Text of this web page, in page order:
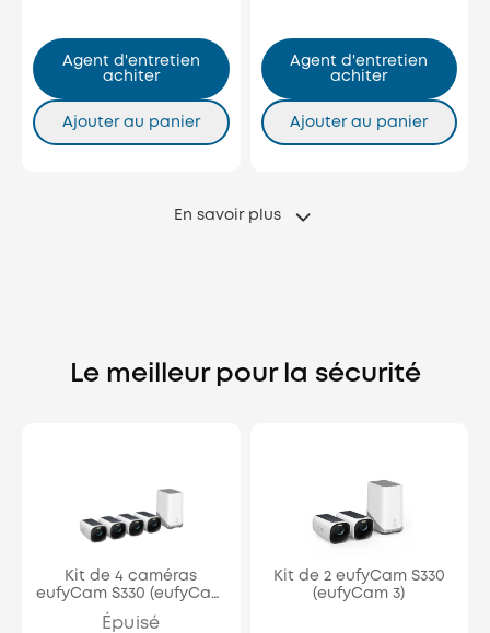
Agent d'entretien
achiter
Ajouter au panier
Agent d'entretien
achiter
Ajouter au panier
En savoir plus
Le meilleur pour la sécurité
Kit de 4 caméras
eufyCam S330 (eufyCam
3)+HomeBase 3
Épuisé
Kit de 2 eufyCam S330
(eufyCam 3)